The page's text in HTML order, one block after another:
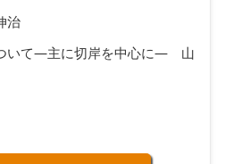
治
いて―主に切岸を中心に― 山